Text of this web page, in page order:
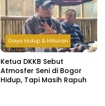
Gaya Hidup & Hiburan
Ketua DKKB Sebut
Atmosfer Seni di Bogor
Hidup, Tapi Masih Rapuh